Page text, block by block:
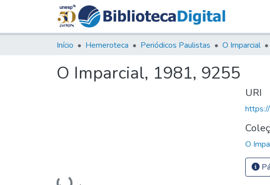
Início Hemeroteca Periódicos Paulistas O Imparcial
O Imparcial, 1981, 9255
Carregando...
URI
O